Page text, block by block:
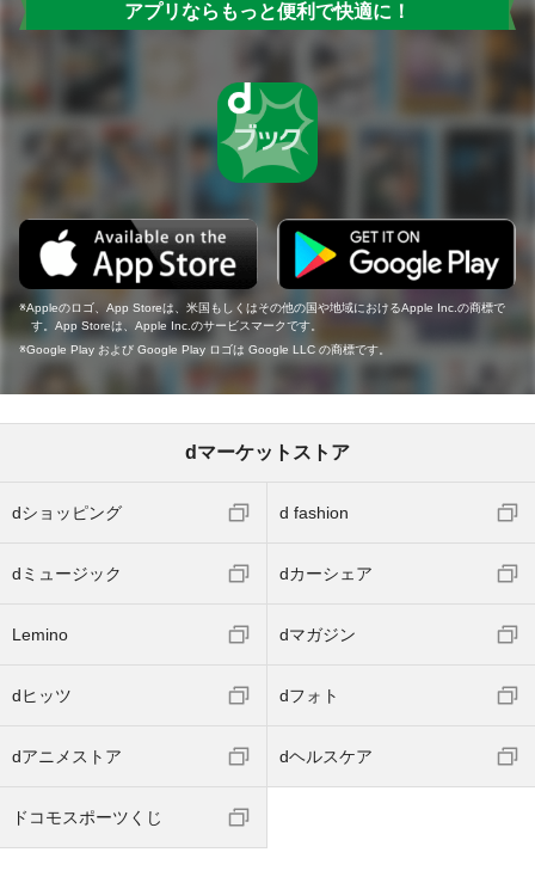
アプリならもっと便利で快適に！
Appleのロゴ、App Storeは、米国もしくはその他の国や地域におけるApple Inc.の商標で
す。App Storeは、Apple Inc.のサービスマークです。
Google Play および Google Play ロゴは Google LLC の商標です。
dマーケットストア
dショッピング d fashion
dミュージック dカーシェア
Lemino dマガジン
dヒッツ dフォト
dアニメストア dヘルスケア
ドコモスポーツくじ